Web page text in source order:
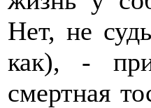
Нет, не
как), -
смертная